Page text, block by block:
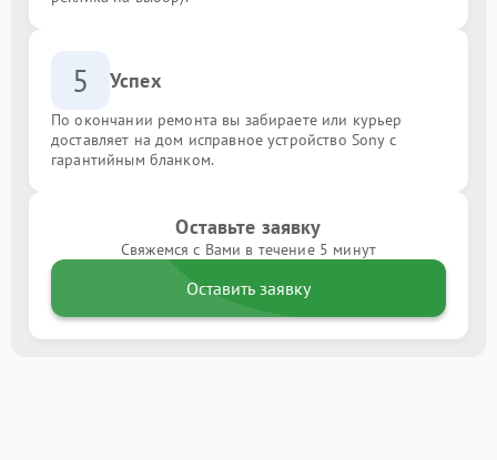
5 Успех
По окончании ремонта вы забираете или курьер
доставляет на дом исправное устройство Sony с
гарантийным бланком.
Оставьте заявку
Свяжемся с Вами в течение 5 минут
Оставить заявку